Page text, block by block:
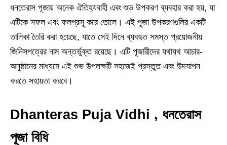
ধনতেরাস পূজায় অনেক ঐতিহ্যবাহী এবং শুভ উপকরণ ব্যবহার করা হয়, যা
এটিকে সফল এবং ফলপ্রসূ করে তোলে। এই পূজা উপকরণগুলির একটি
তালিকা তৈরি করা হয়েছে, যাতে সেই দিনে ব্যবহৃত সমস্ত প্রয়োজনীয়
জিনিসপত্রের নাম অন্তর্ভুক্ত রয়েছে। এটি পূজারীদের যথাযথ আচার-
অনুষ্ঠানের মাধ্যমে এই শুভ উপলক্ষটি সহজেই প্রস্তুত এবং উদযাপন
করতে সহায়তা করবে।
Dhanteras Puja Vidhi , ধনতেরাস
পূজা বিধি